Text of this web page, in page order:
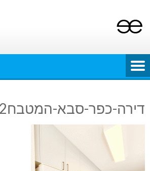
content
דירה-כפר-סבא-המטבח2